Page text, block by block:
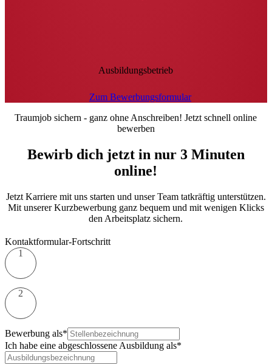
Ausbildungsbetrieb
Zum Bewerbungsformular
Traumjob sichern - ganz ohne Anschreiben! Jetzt schnell online
bewerben
Bewirb dich jetzt in nur 3 Minuten
online!
Jetzt Karriere mit uns starten und unser Team tatkräftig unterstützen.
Mit unserer Kurzbewerbung ganz bequem und mit wenigen Klicks
den Arbeitsplatz sichern.
Kontaktformular-Fortschritt
1
2
Bewerbung als*
Ich habe eine abgeschlossene Ausbildung als*